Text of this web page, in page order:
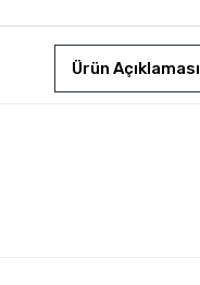
Ürün Açıklaması